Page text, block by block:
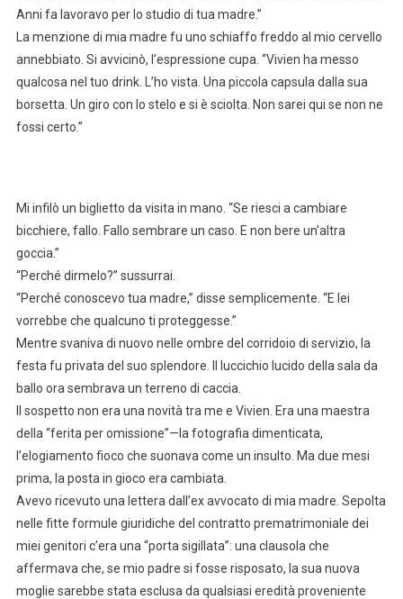
Anni fa lavoravo per lo studio di tua madre.”
La menzione di mia madre fu uno schiaffo freddo al mio cervello
annebbiato. Si avvicinò, l’espressione cupa. “Vivien ha messo
qualcosa nel tuo drink. L’ho vista. Una piccola capsula dalla sua
borsetta. Un giro con lo stelo e si è sciolta. Non sarei qui se non ne
fossi certo.”
Mi infilò un biglietto da visita in mano. “Se riesci a cambiare
bicchiere, fallo. Fallo sembrare un caso. E non bere un’altra
goccia.”
“Perché dirmelo?” sussurrai.
“Perché conoscevo tua madre,” disse semplicemente. “E lei
vorrebbe che qualcuno ti proteggesse.”
Mentre svaniva di nuovo nelle ombre del corridoio di servizio, la
festa fu privata del suo splendore. Il luccichio lucido della sala da
ballo ora sembrava un terreno di caccia.
Il sospetto non era una novità tra me e Vivien. Era una maestra
della “ferita per omissione”—la fotografia dimenticata,
l’elogiamento fioco che suonava come un insulto. Ma due mesi
prima, la posta in gioco era cambiata.
Avevo ricevuto una lettera dall’ex avvocato di mia madre. Sepolta
nelle fitte formule giuridiche del contratto prematrimoniale dei
miei genitori c’era una “porta sigillata”: una clausola che
affermava che, se mio padre si fosse risposato, la sua nuova
moglie sarebbe stata esclusa da qualsiasi eredità proveniente